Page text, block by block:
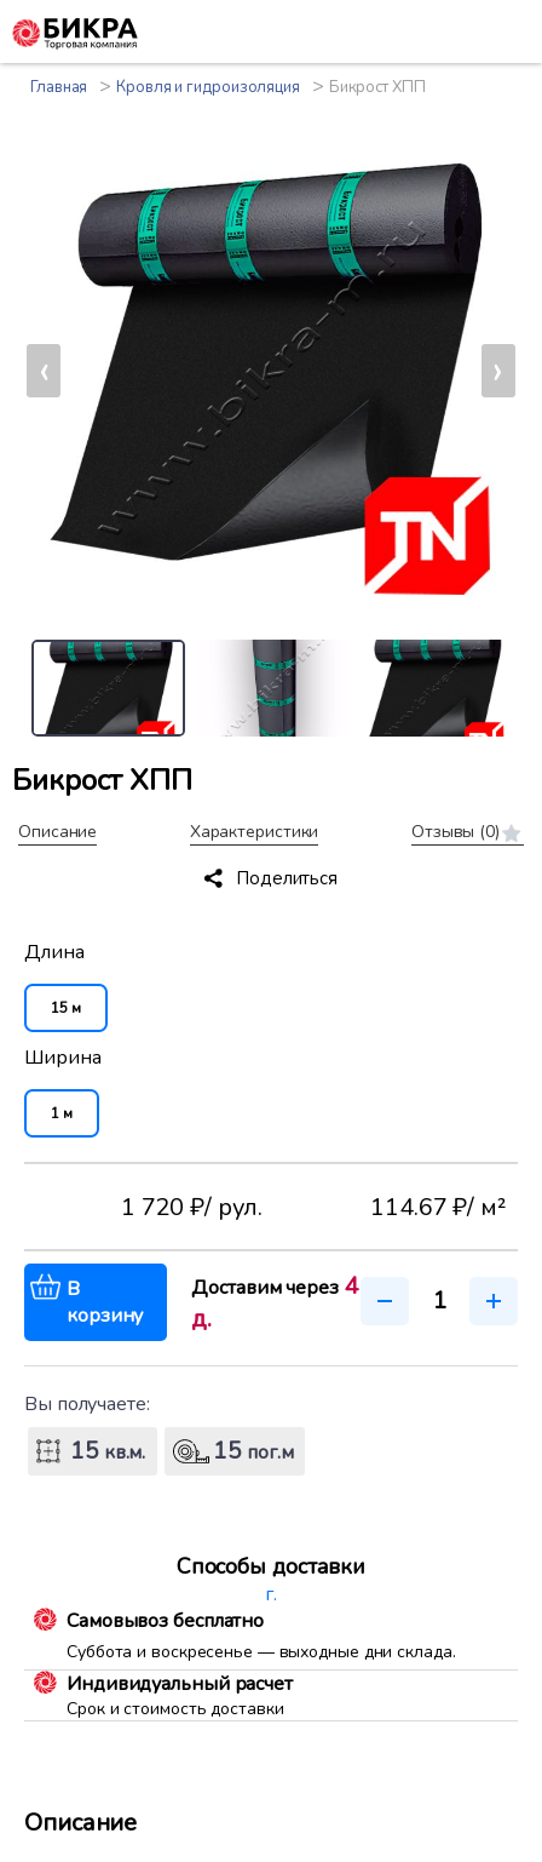
Главная >Кровля и гидроизоляция > Бикрост ХПП
‹ ›
Бикрост ХПП
Описание Характеристики Отзывы (0)
Поделиться
Длина
15 м
Ширина
1 м
1 720 ₽/ рул. 114.67 ₽/ м²
В
корзину
Доставим через 4
д.
Вы получаете:
15кв.м. 15 пог.м
Способы доставки
г.
Самовывоз бесплатно
Суббота и воскресенье — выходные дни склада.
Индивидуальный расчет
Срок и стоимость доставки
Описание